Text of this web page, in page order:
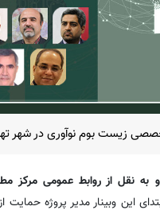
زیست بوم نوآوری در شهر
نقل از روابط عمومی مرکز
این وبینار مدیر پروژه حمایت